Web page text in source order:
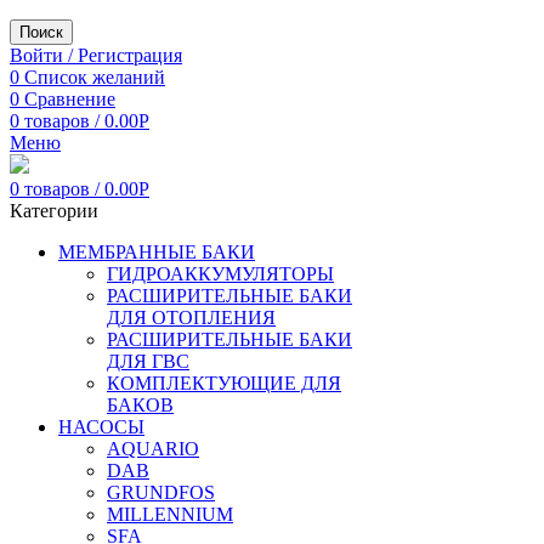
Поиск
Войти / Регистрация
0 Список желаний
0 Сравнение
0 товаров / 0.00Р
Меню
0 товаров / 0.00Р
Категории
МЕМБРАННЫЕ БАКИ
ГИДРОАККУМУЛЯТОРЫ
РАСШИРИТЕЛЬНЫЕ БАКИ
ДЛЯ ОТОПЛЕНИЯ
РАСШИРИТЕЛЬНЫЕ БАКИ
ДЛЯ ГВС
КОМПЛЕКТУЮЩИЕ ДЛЯ
БАКОВ
НАСОСЫ
AQUARIO
DAB
GRUNDFOS
MILLENNIUM
SFA